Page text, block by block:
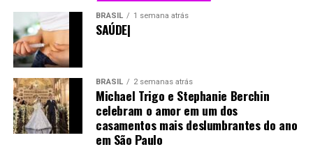
BRASIL 1 semana atrás
SAÚDE|
BRASIL 2 semanas atrás
Michael Trigo e Stephanie Berchin
celebram o amor em um dos
casamentos mais deslumbrantes do ano
em São Paulo